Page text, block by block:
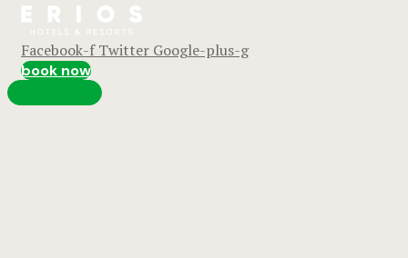
Facebook-f Twitter Google-plus-g
book now